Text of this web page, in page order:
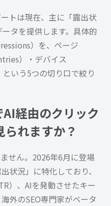
トは現在、主に「露出状
タを提供します。具体的
）を、ページ
）・デバイス
という5つの切り口で絞り
経由のクリック
れますか？
せん。2026年6月に登場
状況」に特化しており、
）、AIを発動させたキー
外のSEO専門家がベータ